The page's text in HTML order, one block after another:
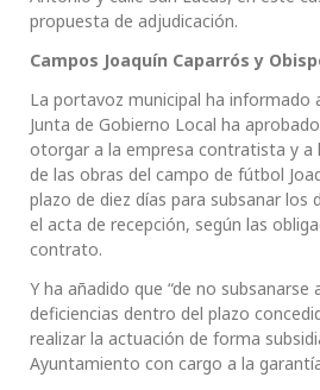
propuesta de adjudicación.
Campos Joaquín Caparrós y
La portavoz municipal ha informado
Junta de Gobierno Local ha
otorgar a la empresa contratista y a
de las obras del campo de fútbol
plazo de diez días para subsanar los
el acta de recepción, según las
contrato.
Y ha añadido que “de no subsanarse
deficiencias dentro del plazo
realizar la actuación de forma
Ayuntamiento con cargo a la